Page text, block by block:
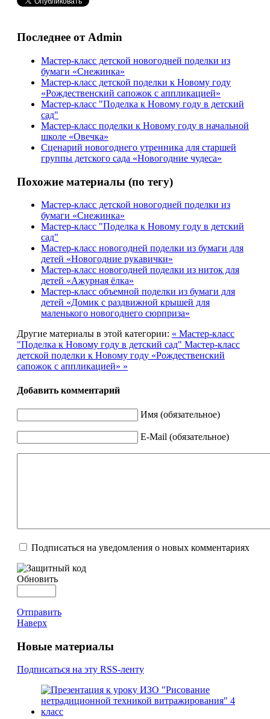
Последнее от Admin
Мастер-класс детской новогодней поделки из
бумаги «Снежинка»
Мастер-класс детской поделки к Новому году
«Рождественский сапожок с аппликацией»
Мастер-класс "Поделка к Новому году в детский
сад"
Мастер-класс поделки к Новому году в начальной
школе «Овечка»
Сценарий новогоднего утренника для старшей
группы детского сада «Новогодние чудеса»
Похожие материалы (по тегу)
Мастер-класс детской новогодней поделки из
бумаги «Снежинка»
Мастер-класс "Поделка к Новому году в детский
сад"
Мастер-класс новогодней поделки из бумаги для
детей «Новогодние рукавички»
Мастер-класс новогодней поделки из ниток для
детей «Ажурная ёлка»
Мастер-класс объемной поделки из бумаги для
детей «Домик с раздвижной крышей для
маленького новогоднего сюрприза»
Другие материалы в этой категории: « Мастер-класс
"Поделка к Новому году в детский сад" Мастер-класс
детской поделки к Новому году «Рождественский
сапожок с аппликацией» »
Добавить комментарий
Имя (обязательное)
E-Mail (обязательное)
Подписаться на уведомления о новых комментариях
Обновить
Отправить
Наверх
Новые материалы
Подписаться на эту RSS-ленту